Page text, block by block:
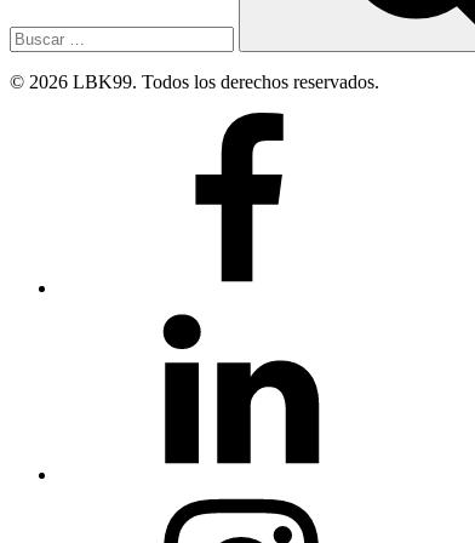
© 2026 LBK99. Todos los derechos reservados.